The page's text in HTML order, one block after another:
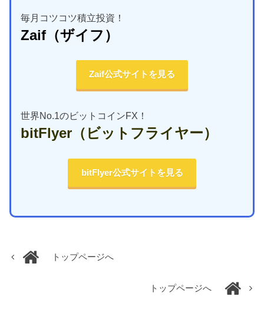
毎月コツコツ積立投資！
Zaif （ザイフ）
Zaif公式サイトを見る
世界No.1のビットコインFX！
bitFlyer （ビットフライヤー）
bitFlyer公式サイトを見る
トップページへ
トップページへ